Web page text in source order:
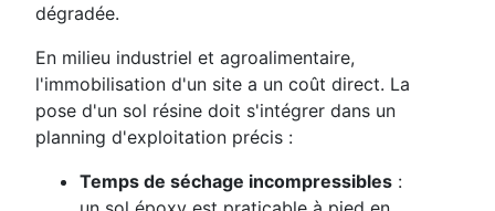
dégradée.
En milieu industriel et agroalimentaire,
l'immobilisation d'un site a un coût direct. La
pose d'un sol résine doit s'intégrer dans un
planning d'exploitation précis :
Temps de séchage incompressibles :